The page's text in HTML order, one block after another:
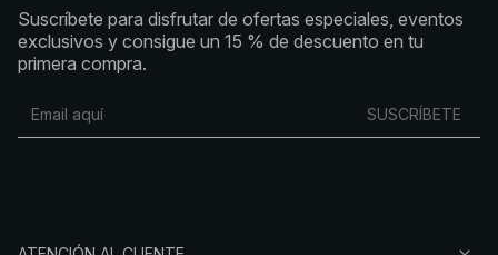
Suscríbete para disfrutar de ofertas especiales, eventos
exclusivos y consigue un 15 % de descuento en tu
primera compra.
SUSCRÍBETE